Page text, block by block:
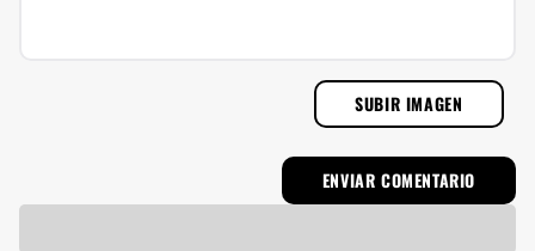
SUBIR IMAGEN